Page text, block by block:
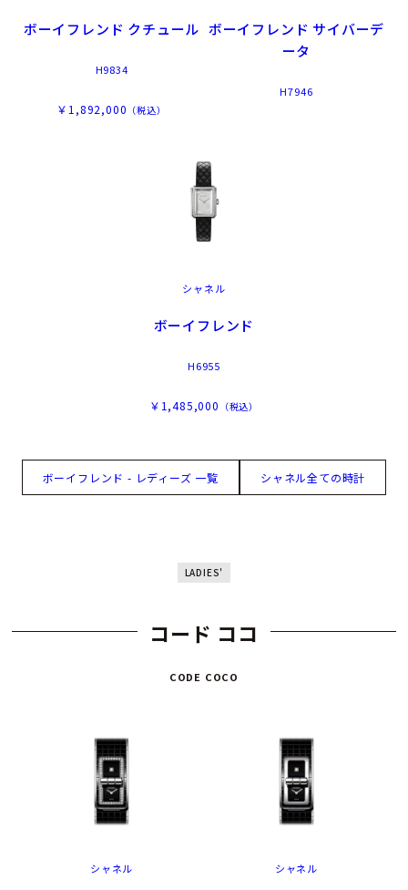
ボーイフレンド クチュール
H9834
￥1,892,000 （税込）
ボーイフレンド サイバーデ
ータ
H7946
シャネル
ボーイフレンド
H6955
￥1,485,000 （税込）
ボーイフレンド - レディーズ 一覧 シャネル全ての時計
LADIES'
コード ココ
CODE COCO
シャネル シャネル